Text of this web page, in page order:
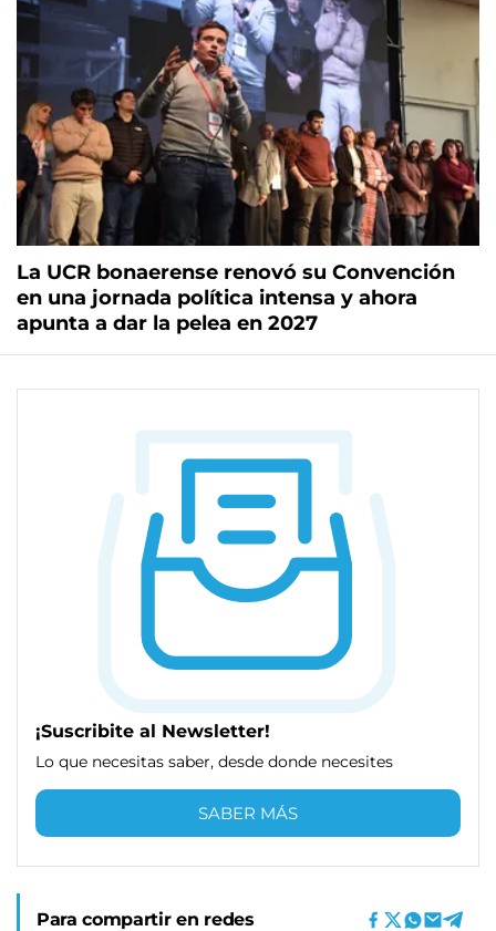
La UCR bonaerense renovó su Convención
en una jornada política intensa y ahora
apunta a dar la pelea en 2027
¡Suscribite al Newsletter!
Lo que necesitas saber, desde donde necesites
SABER MÁS
Para compartir en redes